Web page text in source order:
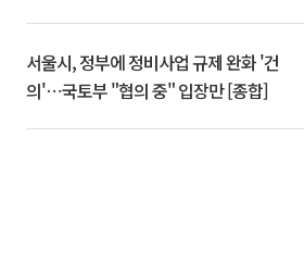
서울시, 정부에 정비사업 규제 완화 '건
의'⋯국토부 "협의 중" 입장만 [종합]